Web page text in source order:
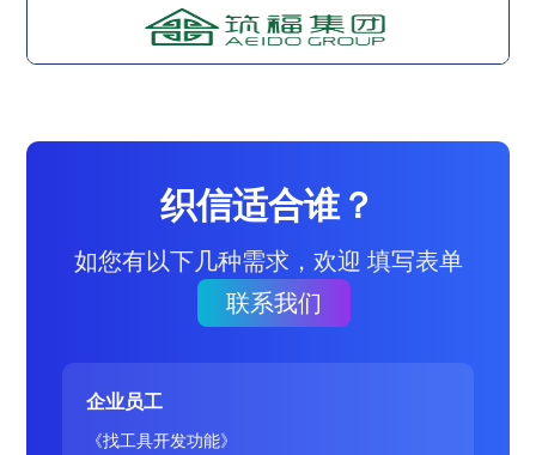
织信适合谁？
如您有以下几种需求，欢迎 填写表单
联系我们
企业员工
《找工具开发功能》